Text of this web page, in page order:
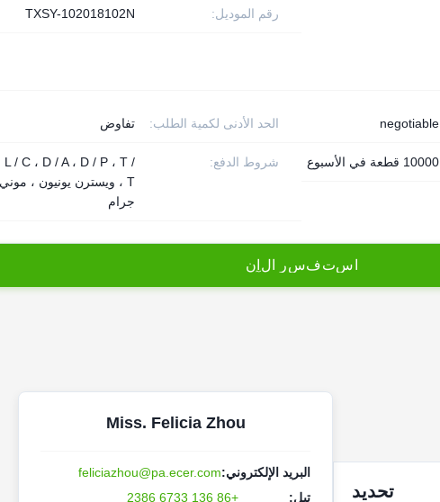
رقم الموديل: TXSY-102018102N
الحد الأدنى لكمية الطلب: تفاوض negotiable
شروط الدفع:
L / C ، D / A ، D / P ، T /
T ، ويسترن يونيون ، موني
جرام
10000 قطعة في الأسبوع
ستفسر ل ن
تحديد
Miss. Felicia Zhou
البريد الإلكتروني:feliciazhou@pa.ecer.com
تيل:
+86 136 6733 2386